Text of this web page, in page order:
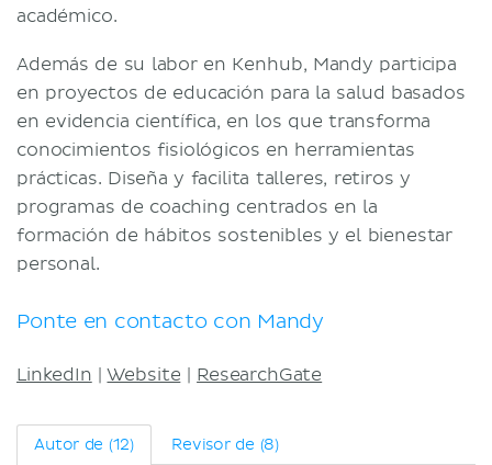
académico.
Además de su labor en Kenhub, Mandy participa
en proyectos de educación para la salud basados
en evidencia científica, en los que transforma
conocimientos fisiológicos en herramientas
prácticas. Diseña y facilita talleres, retiros y
programas de coaching centrados en la
formación de hábitos sostenibles y el bienestar
personal.
Ponte en contacto con Mandy
LinkedIn |Website ResearchGate
Autor de (12) Revisor de (8)